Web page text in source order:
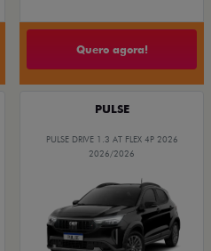
Quero agora!
PULSE
PULSE DRIVE 1.3 AT FLEX 4P 2026
2026/2026